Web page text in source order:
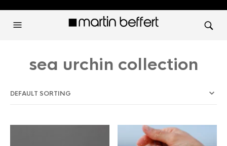
sea urchin collection